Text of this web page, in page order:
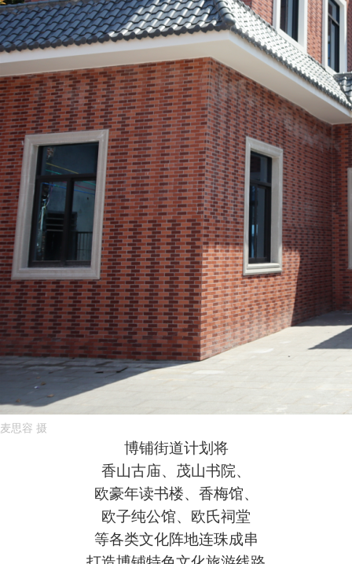
麦思容 摄
博铺街道计划将
香山古庙、茂山书院、
欧豪年读书楼、香梅馆、
欧子纯公馆、欧氏祠堂
等各类文化阵地连珠成串